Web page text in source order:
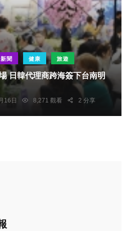
聞 健康 旅遊
日韓代理商跨海簽下台南明
16日 8,271 觀看 2 分享